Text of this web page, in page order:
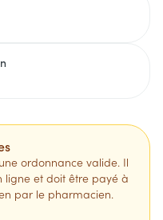
ordonnance valide. Il
ligne et doit être payé à
par le pharmacien.